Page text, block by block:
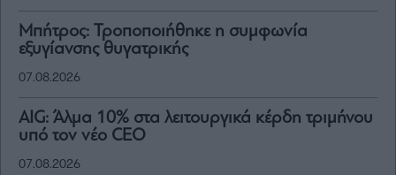
Μπήτρος: Τροποποιήθηκε η συμφωνία
εξυγίανσης θυγατρικής
07.08.2026
AIG: Άλμα 10% στα λειτουργικά κέρδη τριμήνου
υπό τον νέο CEO
07.08.2026